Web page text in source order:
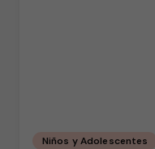
Niños y Adolescentes